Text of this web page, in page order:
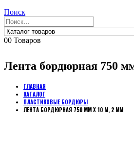
Поиск
00 Товаров
Лента бордюрная 750
ГЛАВНАЯ
КАТАЛОГ
ПЛАСТИКОВЫЕ БОРДЮРЫ
ЛЕНТА БОРДЮРНАЯ 750 ММ X 10 М, 2 ММ